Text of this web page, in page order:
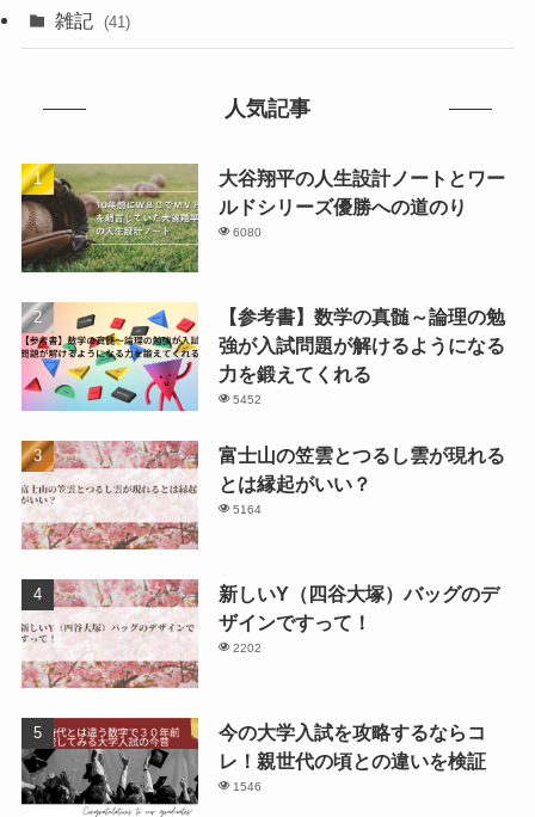
雑記 (41)
人気記事
大谷翔平の人生設計ノートとワー
ルドシリーズ優勝への道のり
6080
【参考書】数学の真髄～論理の勉
強が入試問題が解けるようになる
力を鍛えてくれる
5452
富士山の笠雲とつるし雲が現れる
とは縁起がいい？
5164
新しいY（四谷大塚）バッグのデ
ザインですって！
2202
今の大学入試を攻略するならコ
レ！親世代の頃との違いを検証
1546